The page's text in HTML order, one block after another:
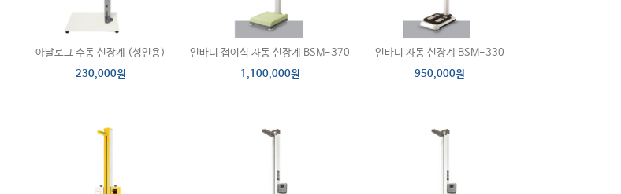
아날로그 수동 신장계 (성인용)
230,000원
인바디 접이식 자동 신장계 BSM-370
1,100,000원
인바디 자동 신장계 BSM-330
950,000원